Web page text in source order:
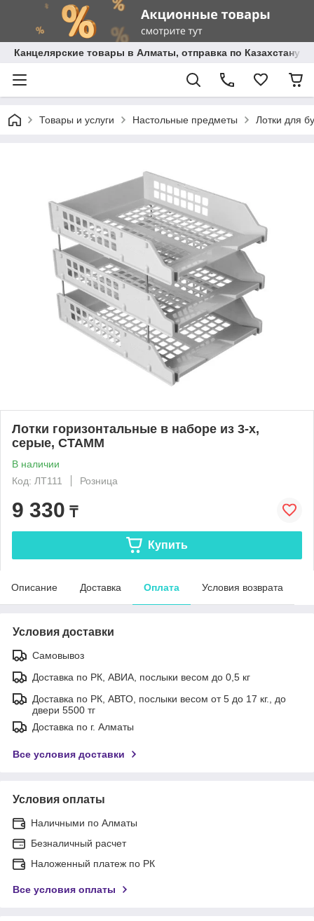
Канцелярские товары в Алматы, отправка по Казахстану.
Товары и услуги Настольные предметы Лотки для
Лотки горизонтальные в наборе из 3-х,
серые, СТАММ
В наличии
Код: ЛТ111
Розница
9 330 ₸
Купить
Описание Доставка Оплата Условия возврата
Условия доставки
Самовывоз
Доставка по РК, АВИА, послыки весом до 0,5 кг
Доставка по РК, АВТО, послыки весом от 5 до 17 кг., до
двери 5500 тг
Доставка по г. Алматы
Все условия доставки
Условия оплаты
Наличными по Алматы
Безналичный расчет
Наложенный платеж по РК
Все условия оплаты